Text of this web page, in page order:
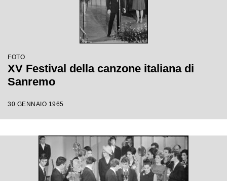
FOTO
XV Festival della canzone italiana di
Sanremo
30 GENNAIO 1965